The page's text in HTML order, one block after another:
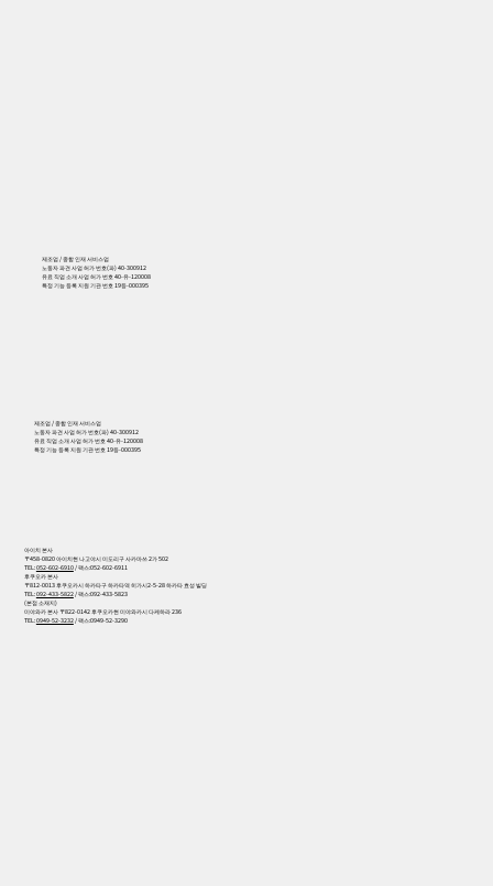
제조업 / 종합 인재 서비스업
노동자 파견 사업 허가 번호(파) 40-300912
유료 직업 소개 사업 허가 번호 40-유-120008
특정 기능 등록 지원 기관 번호 19등-000395
제조업 / 종합 인재 서비스업
노동자 파견 사업 허가 번호(파) 40-300912
유료 직업 소개 사업 허가 번호 40-유-120008
특정 기능 등록 지원 기관 번호 19등-000395
아이치 본사
〒458-0820 아이치현 나고야시 미도리구 사카마쓰 2가 502
TEL:052-602-6910/ 팩스:052-602-6911
후쿠오카 본사
〒812-0013 후쿠오카시 하카타구 하카타역 히가시2-5-28 하카타 효성 빌딩
TEL:092-433-5822/ 팩스:092-433-5823
(본점 소재지)
미야와카 본사 〒822-0142 후쿠오카현 미야와카시 다케하라 236
TEL:0949-52-3232/ 팩스:0949-52-3290